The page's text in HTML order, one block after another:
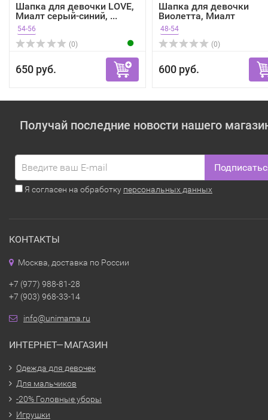
Шапка для девочки LOVE,
Миалт серый-синий, ...
54-56
(0)
650 руб.
Шапка для девочки
Виолетта, Миалт
оранжевый
48-54
(0)
600 руб.
Получай последние новости нашего
Я согласен на обработку персональных данных
КОНТАКТЫ
Москва, доставка по России
+7 (977) 988-81-28
+7 (903) 968-33-14
info@unimama.ru
ИНТЕРНЕТ—МАГАЗИН
Одежда для девочек
Для мальчиков
-20% Головные уборы
Игрушки